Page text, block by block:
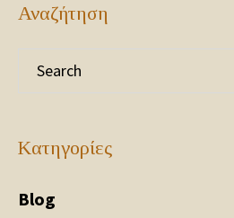
Αναζήτηση
Kατηγορίες
Blog